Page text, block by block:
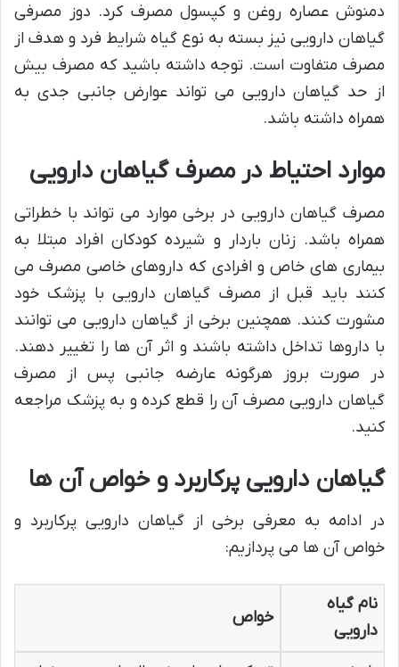
دمنوش عصاره روغن و کپسول مصرف کرد. دوز مصرفی
گیاهان دارویی نیز بسته به نوع گیاه شرایط فرد و هدف از
مصرف متفاوت است. توجه داشته باشید که مصرف بیش
از حد گیاهان دارویی می تواند عوارض جانبی جدی به
همراه داشته باشد.
موارد احتیاط در مصرف گیاهان دارویی
مصرف گیاهان دارویی در برخی موارد می تواند با خطراتی
همراه باشد. زنان باردار و شیرده کودکان افراد مبتلا به
بیماری های خاص و افرادی که داروهای خاصی مصرف می
کنند باید قبل از مصرف گیاهان دارویی با پزشک خود
مشورت کنند. همچنین برخی از گیاهان دارویی می توانند
با داروها تداخل داشته باشند و اثر آن ها را تغییر دهند.
در صورت بروز هرگونه عارضه جانبی پس از مصرف
گیاهان دارویی مصرف آن را قطع کرده و به پزشک مراجعه
کنید.
گیاهان دارویی پرکاربرد و خواص آن ها
در ادامه به معرفی برخی از گیاهان دارویی پرکاربرد و
خواص آن ها می پردازیم:
نام گیاه
دارویی
خواص